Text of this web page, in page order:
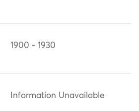
1900 - 1930
Information Unavailable